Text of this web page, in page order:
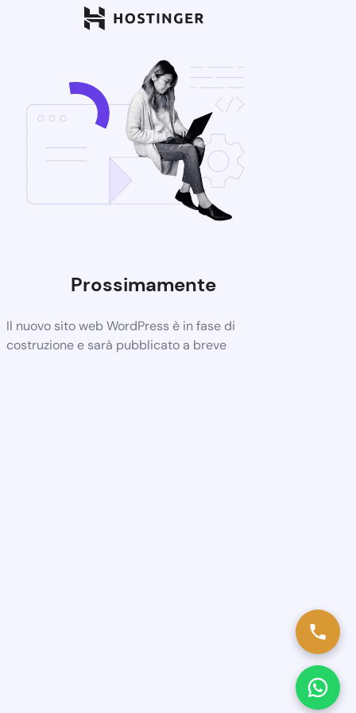
Prossimamente
Il nuovo sito web WordPress è in fase di
costruzione e sarà pubblicato a breve